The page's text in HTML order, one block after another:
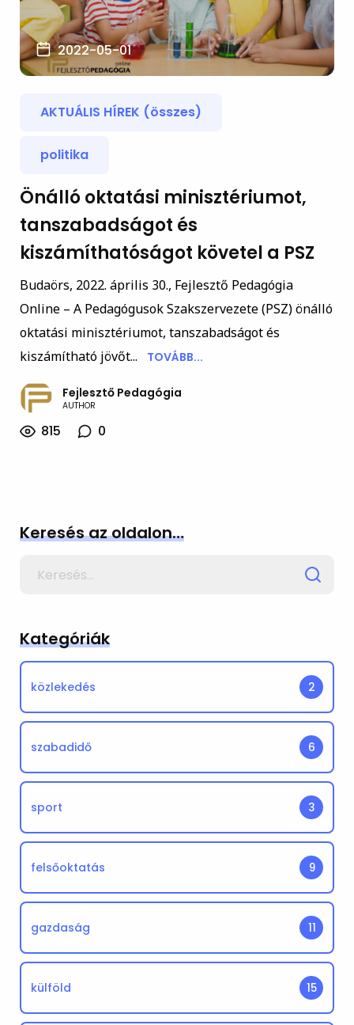
2022-05-01
AKTUÁLIS HÍREK (összes)
politika
Önálló oktatási minisztériumot,
tanszabadságot és
kiszámíthatóságot követel a PSZ
Budaörs, 2022. április 30., Fejlesztő Pedagógia
Online – A Pedagógusok Szakszervezete (PSZ) önálló
oktatási minisztériumot, tanszabadságot és
kiszámítható jövőt...
TOVÁBB...
Fejlesztő Pedagógia
AUTHOR
815 0
Keresés az oldalon…
Kategóriák
közlekedés 2
szabadidő 6
sport 3
felsőoktatás 9
gazdaság 11
külföld 15